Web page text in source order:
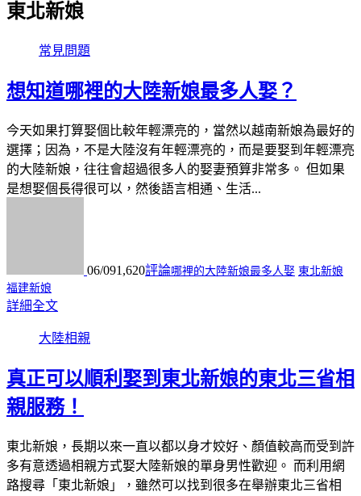
東北新娘
常見問題
想知道哪裡的大陸新娘最多人娶？
今天如果打算娶個比較年輕漂亮的，當然以越南新娘為最好的
選擇；因為，不是大陸沒有年輕漂亮的，而是要娶到年輕漂亮
的大陸新娘，往往會超過很多人的娶妻預算非常多。 但如果
是想娶個長得很可以，然後語言相通、生活...
06/091,620評論哪裡的大陸新娘最多人娶 東北新娘
福建新娘
詳細全文
大陸相親
真正可以順利娶到東北新娘的東北三省相
親服務！
東北新娘，長期以來一直以都以身才姣好、顏值較高而受到許
多有意透過相親方式娶大陸新娘的單身男性歡迎。 而利用網
路搜尋「東北新娘」，雖然可以找到很多在舉辦東北三省相